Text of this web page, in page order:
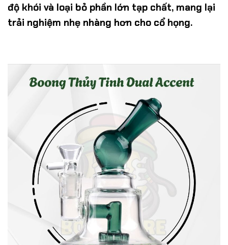
độ khói và loại bỏ phần lớn tạp chất, mang lại
trải nghiệm nhẹ nhàng hơn cho cổ họng.